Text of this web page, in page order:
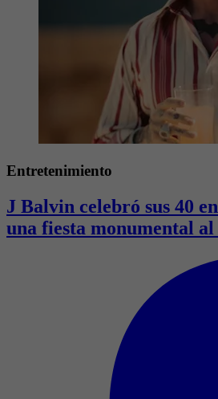
Entretenimiento
J Balvin celebró sus 40
una fiesta monumental